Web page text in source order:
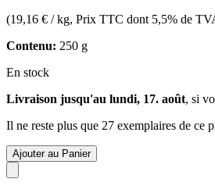
(19,16 € / kg, Prix TTC dont 5,5% de
Contenu: 250 g
En stock
Livraison jusqu'au lundi, 17. août, si
Il ne reste plus que 27 exemplaires de ce
Ajouter au Panier